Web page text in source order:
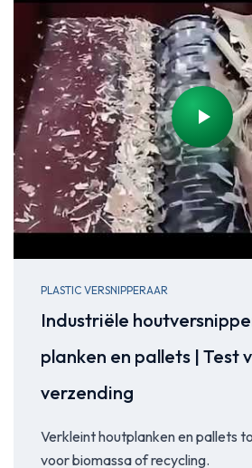
PLASTIC VERSNIPPERAAR
Industriële
planken en pallets | Test
verzending
Verkleint houtplanken en pallets
voor biomassa of recycling.